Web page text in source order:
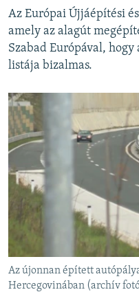
Az Európai Újjáépítési
amely az alagút
Szabad Európával,
listája bizalmas.
Az újonnan épített
Hercegovinában (archív